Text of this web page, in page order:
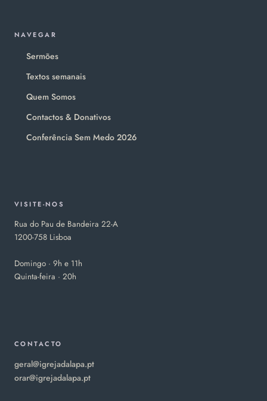
NAVEGAR
Sermões
Textos semanais
Quem Somos
Contactos & Donativos
Conferência Sem Medo 2026
VISITE-NOS
Rua do Pau de Bandeira 22-A
1200-758 Lisboa
Domingo · 9h e 11h
Quinta-feira · 20h
CONTACTO
geral@igrejadalapa.pt
orar@igrejadalapa.pt